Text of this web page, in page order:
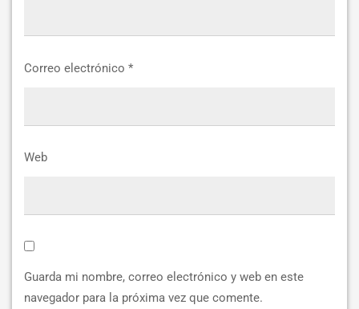
Correo electrónico *
Web
Guarda mi nombre, correo electrónico y web en este
navegador para la próxima vez que comente.